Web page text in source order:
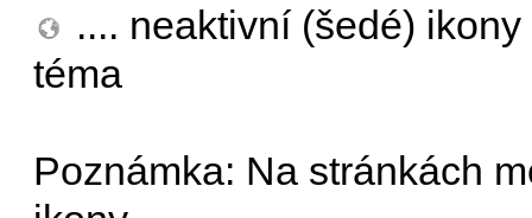
.... neaktivní (šedé)
téma
Poznámka: Na stránkách